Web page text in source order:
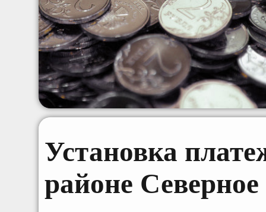
Установка
районе